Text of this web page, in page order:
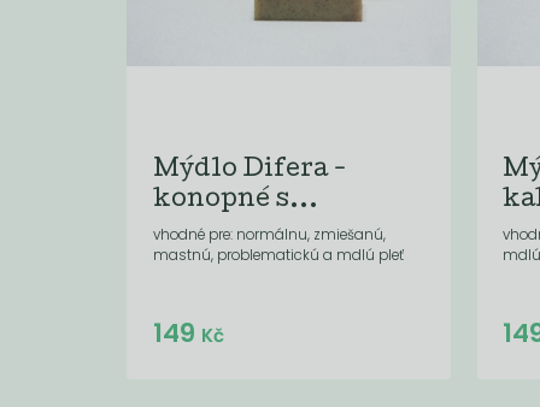
Mýdlo Difera -
konopné s...
vhodné pre: normálnu, zmiešanú,
mastnú, problematickú a mdlú pleť
Do košíku:
149 Kč